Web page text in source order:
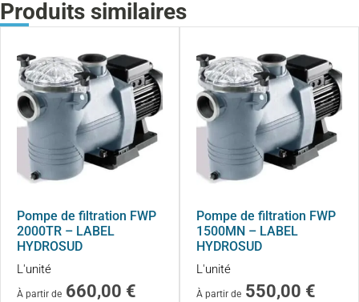
Produits similaires
Pompe de filtration FWP
2000TR – LABEL
HYDROSUD
L'unité
À partir de 660,00 €
Pompe de filtration FWP
1500MN – LABEL
HYDROSUD
L'unité
À partir de 550,00 €